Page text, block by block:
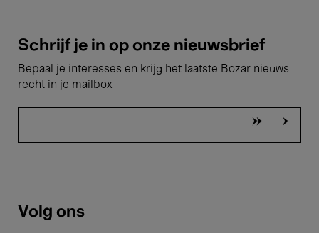
Schrijf je in op onze nieuwsbrief
Bepaal je interesses en krijg het laatste Bozar nieuws
recht in je mailbox
Volg ons